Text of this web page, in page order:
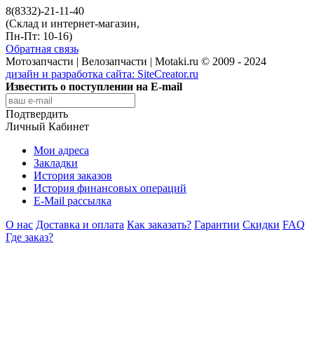
8(8332)-21-11-40
(Склад и интернет-магазин,
Пн-Пт: 10-16)
Обратная связь
Мотозапчасти | Велозапчасти | Motaki.ru © 2009 - 2024
дизайн и разработка сайта: SiteCreator.ru
Известить о поступлении на E-mail
Подтвердить
Личный Кабинет
Мои адреса
Закладки
История заказов
История финансовых операций
E-Mail рассылка
О нас Доставка и оплата Как заказать? Гарантии Скидки FAQ
Где заказ?